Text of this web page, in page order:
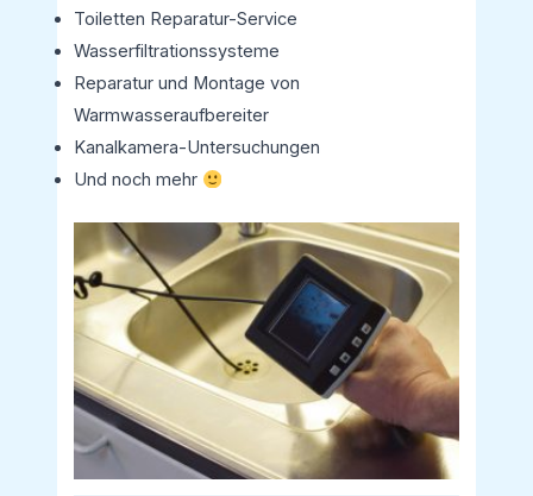
Toiletten Reparatur-Service
Wasserfiltrationssysteme
Reparatur und Montage von
Warmwasseraufbereiter
Kanalkamera-Untersuchungen
Und noch mehr